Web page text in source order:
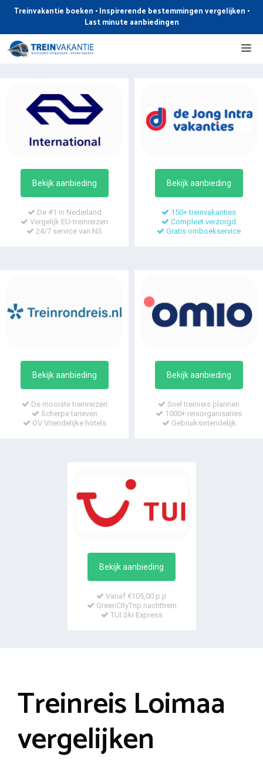
de
inhoud
Treinvakantie boeken • Inspirerende bestemmingen vergelijken •
Last minute aanbiedingen
Bekijk aanbieding
De #1 in Nederland
Vergelijk EU-treinreizen
24/7 service van NS
Bekijk aanbieding
150+ treinvakanties
Compleet verzorgd
Gratis omboekservice
Bekijk aanbieding
De mooiste treinreizen
Scherpe tarieven
OV Vriendelijke hotels
Bekijk aanbieding
Snel treinreis plannen
1000+ reisorganisaties
Gebruiksvriendelijk
Bekijk aanbieding
Vanaf €105,00 p.p
GreenCityTrip nachttrein
TUI Ski Express
Treinreis Loimaa
vergelijken